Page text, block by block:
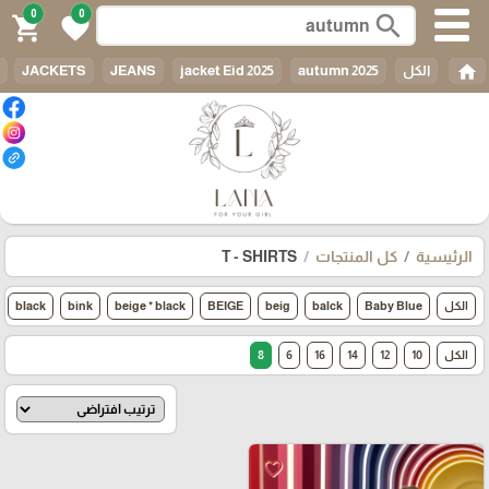
search
0
favorite
0
shopping_cart
home الكل JACKETS JEANS jacket Eid 2025 autumn 2025
الرئيسية كل المنتجات T - SHIRTS
الكل Baby Blue
balck
beig
BEIGE
beige * black
bink
black
الكل 10
12
14
16
6
8
favorite_border